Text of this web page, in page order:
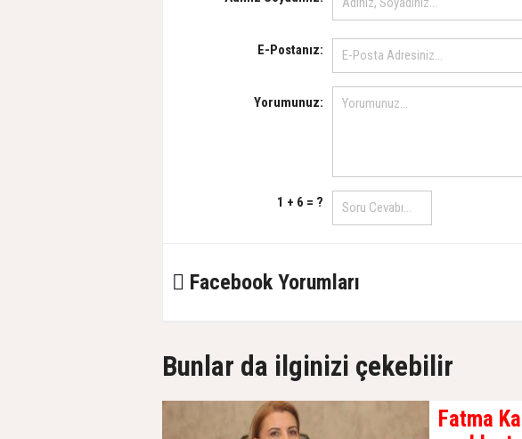
E-Postanız:
Yorumunuz:
1 + 6 = ?
Facebook Yorumları
Bunlar da ilginizi çekebilir
Fatma